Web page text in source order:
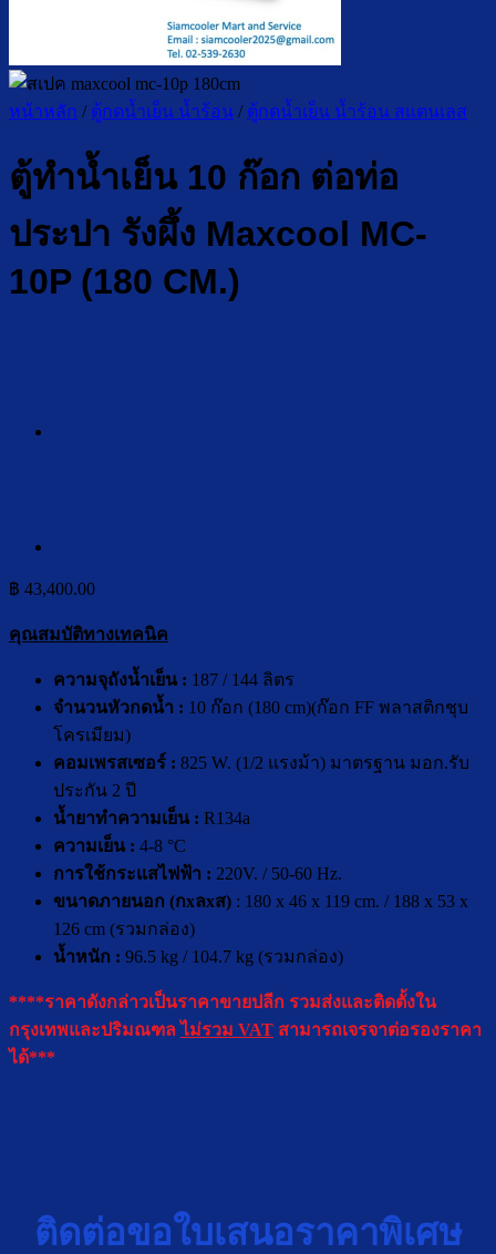
หน้าหลัก / ตู้กดน้ำเย็น น้ำร้อน / ตู้กดน้ำเย็น น้ำร้อน สแตนเลส
ตู้ทำน้ำเย็น 10 ก๊อก ต่อท่อ
ประปา รังผึ้ง Maxcool MC-
10P (180 CM.)
฿ 43,400.00
คุณสมบัติทางเทคนิค
ความจุถังน้ำเย็น : 187 / 144 ลิตร
จำนวนหัวกดน้ำ : 10 ก๊อก (180 cm)(ก๊อก FF พลาสติกชุบ
โครเมียม)
คอมเพรสเซอร์ : 825 W. (1/2 แรงม้า) มาตรฐาน มอก.รับ
ประกัน 2 ปี
น้ำยาทำความเย็น : R134a
ความเย็น : 4-8 °C
การใช้กระแสไฟฟ้า : 220V. / 50-60 Hz.
ขนาดภายนอก (กxลxส) : 180 x 46 x 119 cm. / 188 x 53 x
126 cm (รวมกล่อง)
น้ำหนัก : 96.5 kg / 104.7 kg (รวมกล่อง)
****ราคาดังกล่าวเป็นราคาขายปลีก รวมส่งและติดตั้งใน
กรุงเทพและปริมณฑลไม่รวม VAT สามารถเจรจาต่อรองราคา
ได้***
ติดต่อขอใบเสนอราคาพิเศษ